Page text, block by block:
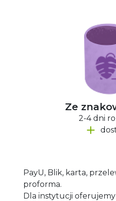
Ze
2-4 dni
PayU, Blik, karta,
proforma.
Dla instytucji